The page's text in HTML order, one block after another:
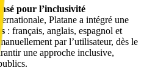
pour l’inclusivité
Platane a intégré une
: français, anglais, espagnol et
par l’utilisateur, dès le
une approche inclusive,